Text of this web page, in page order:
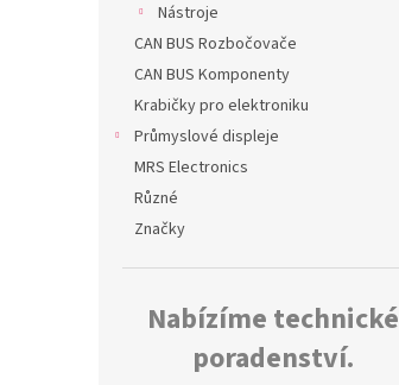
Nástroje
CAN BUS Rozbočovače
CAN BUS Komponenty
Krabičky pro elektroniku
Průmyslové displeje
MRS Electronics
Různé
Značky
Nabízíme technické
poradenství.